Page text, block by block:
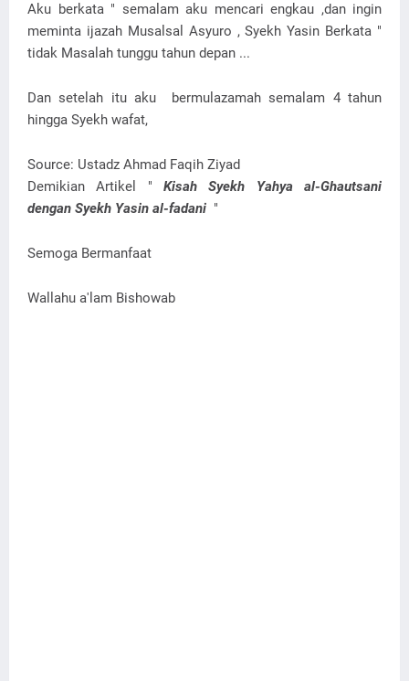
Aku berkata " semalam aku mencari engkau ,dan ingin
meminta ijazah Musalsal Asyuro , Syekh Yasin Berkata "
tidak Masalah tunggu tahun depan ...
Dan setelah itu aku bermulazamah semalam 4 tahun
hingga Syekh wafat,
Source: Ustadz Ahmad Faqih Ziyad
Demikian Artikel " Kisah Syekh Yahya al-Ghautsani
dengan Syekh Yasin al-fadani "
Semoga Bermanfaat
Wallahu a'lam Bishowab